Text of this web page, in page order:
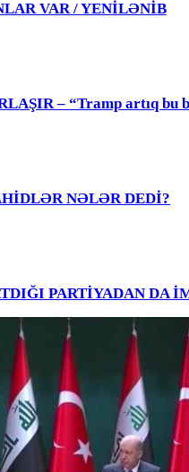
VAR / YENİLƏNİB
– “Tramp artıq bu
NƏLƏR DEDİ?
PARTİYADAN DA